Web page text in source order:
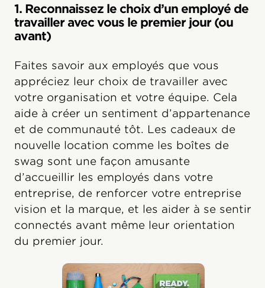
1. Reconnaissez le choix d’un employé de
travailler avec vous le premier jour (ou
avant)
Faites savoir aux employés que vous
appréciez leur choix de travailler avec
votre organisation et votre équipe. Cela
aide à créer un sentiment d’appartenance
et de communauté tôt. Les cadeaux de
nouvelle location comme les boîtes de
swag sont une façon amusante
d’accueillir les employés dans votre
entreprise, de renforcer votre entreprise
vision et la marque, et les aider à se sentir
connectés avant même leur orientation
du premier jour.